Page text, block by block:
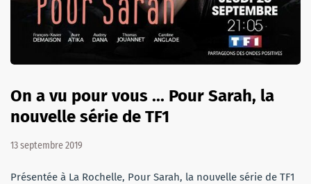
On a vu pour vous ... Pour Sarah, la
nouvelle série de TF1
13 septembre 2019
Présentée à La Rochelle, Pour Sarah, la nouvelle série de TF1